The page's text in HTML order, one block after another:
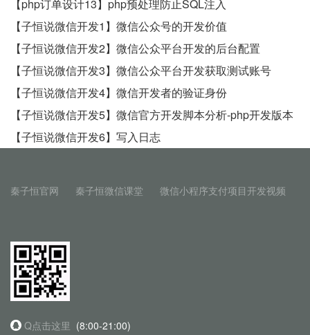
【php订单设计13】php预处理防止SQL注入
【子恒说微信开发1】微信公众号的开发价值
【子恒说微信开发2】微信公众平台开发的后台配置
【子恒说微信开发3】微信公众平台开发获取测试账号
【子恒说微信开发4】微信开发者的验证身份
【子恒说微信开发5】微信官方开发脚本分析-php开发版本
【子恒说微信开发6】写入日志
秦子恒官网 秦子恒微信课堂 微信小程序支付项目开发视频
Q点击这里 (8:00-21:00)